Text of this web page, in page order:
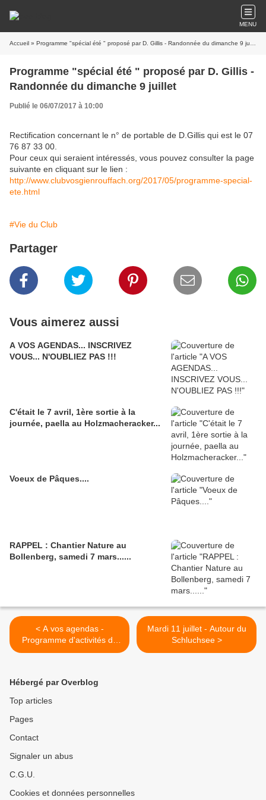
MENU
Accueil » Programme "spécial été " proposé par D. Gillis - Randonnée du dimanche 9 juillet
Programme "spécial été " proposé par D. Gillis -
Randonnée du dimanche 9 juillet
Publié le 06/07/2017 à 10:00
Rectification concernant le n° de portable de D.Gillis qui est le 07
76 87 33 00.
Pour ceux qui seraient intéressés, vous pouvez consulter la page
suivante en cliquant sur le lien :
http://www.clubvosgienrouffach.org/2017/05/programme-special-
ete.html
#Vie du Club
Partager
Vous aimerez aussi
A VOS AGENDAS... INSCRIVEZ
VOUS... N'OUBLIEZ PAS !!!
C'était le 7 avril, 1ère sortie à la
journée, paella au Holzmacheracker...
Voeux de Pâques....
RAPPEL : Chantier Nature au
Bollenberg, samedi 7 mars......
< A vos agendas -
Programme d'activités de
juillet
Mardi 11 juillet - Autour du
Schluchsee >
Hébergé par Overblog
Top articles
Pages
Contact
Signaler un abus
C.G.U.
Cookies et données personnelles